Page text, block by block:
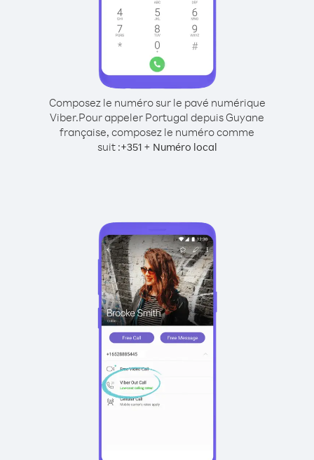
Composez le numéro sur le pavé numérique
Viber.Pour appeler Portugal depuis Guyane
française, composez le numéro comme
suit :+351+ Numéro local